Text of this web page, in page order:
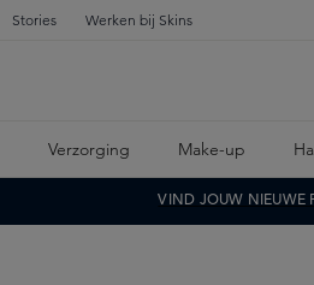
Stories Werken bij Skins
Verzorging Make-up
VIND JOUW NIEUWE